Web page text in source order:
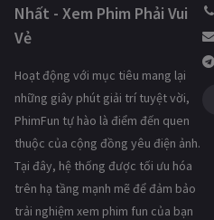
Nhất - Xem Phim Phải Vui
Vẻ
Hoạt động với mục tiêu mang lại
những giây phút giải trí tuyệt vời,
PhimFun tự hào là điểm đến quen
thuộc của cộng đồng yêu điện ảnh.
Tại đây, hệ thống được tối ưu hóa
trên hạ tầng mạnh mẽ để đảm bảo
trải nghiệm xem phim fun của bạn